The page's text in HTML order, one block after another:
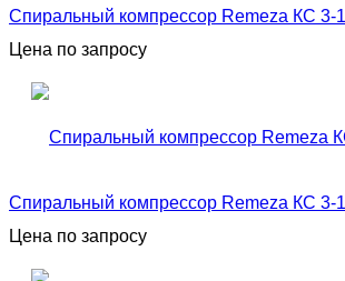
Спиральный компрессор Remeza КС 3-
Цена по запросу
Спиральный компрессор Remeza КС 3-
Цена по запросу